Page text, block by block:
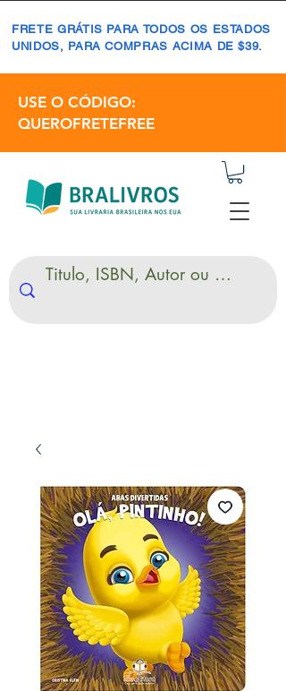
FRETE GRÁTIS PARA TODOS OS ESTADOS
UNIDOS, PARA COMPRAS ACIMA DE $39.
USE O CÓDIGO:
QUEROFRETEFREE